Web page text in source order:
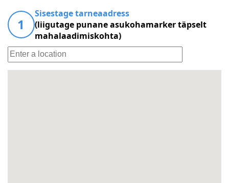
1
Sisestage tarneaadress
(liigutage punane asukohamarker täpselt
mahalaadimiskohta)